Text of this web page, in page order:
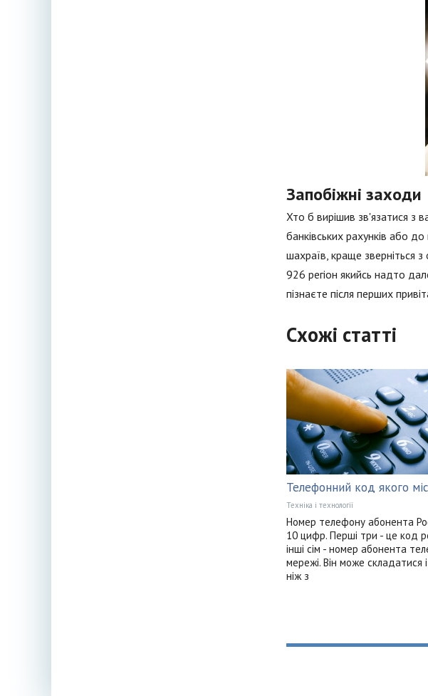
Запобіжні заходи
Хто б вирішив зв'язатися з
банківських рахунків або
шахраїв, краще зверніться
926 регіон якийсь надто
пізнаєте після перших
Схожі статті
Телефонний код якого
Техніка і технології
Номер телефону абонента
10 цифр. Перші три - це код
інші сім - номер абонента
мережі. Він може складатися
ніж з